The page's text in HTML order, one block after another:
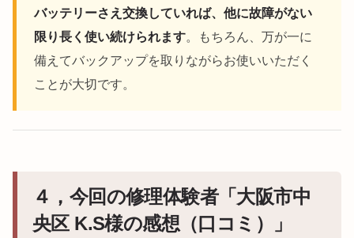
バッテリーさえ交換していれば、他に故障がない
限り長く使い続けられます。もちろん、万が一に
備えてバックアップを取りながらお使いいただく
ことが大切です。
４，今回の修理体験者「大阪市中
央区 K.S様の感想（口コミ）」